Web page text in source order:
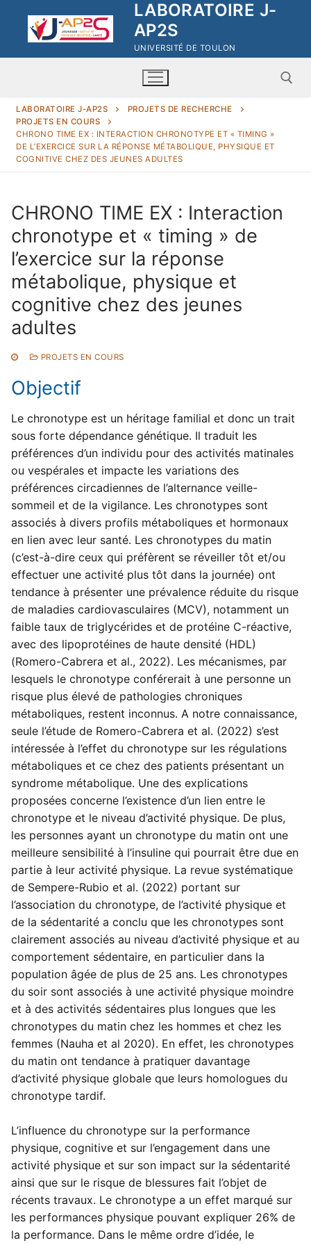
contenu
LABORATOIRE J-
AP2S
UNIVERSITÉ DE TOULON
Rechercher :
Rechercher
Laboratoire J-AP2S
Equipements
Membres J-AP2S
Rapports d’expertises
Thèses & HDR
Actualités
LABORATOIRE J-AP2S
PROJETS DE RECHERCHE
PROJETS EN COURS
CHRONO TIME EX : INTERACTION CHRONOTYPE ET « TIMING »
DE L’EXERCICE SUR LA RÉPONSE MÉTABOLIQUE, PHYSIQUE ET
COGNITIVE CHEZ DES JEUNES ADULTES
CHRONO TIME EX : Interaction
chronotype et « timing » de
l’exercice sur la réponse
métabolique, physique et
cognitive chez des jeunes
adultes
PROJETS EN COURS
Objectif
Le chronotype est un héritage familial et donc un trait
sous forte dépendance génétique. Il traduit les
préférences d’un individu pour des activités matinales
ou vespérales et impacte les variations des
préférences circadiennes de l’alternance veille-
sommeil et de la vigilance. Les chronotypes sont
associés à divers profils métaboliques et hormonaux
en lien avec leur santé. Les chronotypes du matin
(c’est-à-dire ceux qui préfèrent se réveiller tôt et/ou
effectuer une activité plus tôt dans la journée) ont
tendance à présenter une prévalence réduite du risque
de maladies cardiovasculaires (MCV), notamment un
faible taux de triglycérides et de protéine C-réactive,
avec des lipoprotéines de haute densité (HDL)
(Romero-Cabrera et al., 2022). Les mécanismes, par
lesquels le chronotype conférerait à une personne un
risque plus élevé de pathologies chroniques
métaboliques, restent inconnus. A notre connaissance,
seule l’étude de Romero-Cabrera et al. (2022) s’est
intéressée à l’effet du chronotype sur les régulations
métaboliques et ce chez des patients présentant un
syndrome métabolique. Une des explications
proposées concerne l’existence d’un lien entre le
chronotype et le niveau d’activité physique. De plus,
les personnes ayant un chronotype du matin ont une
meilleure sensibilité à l’insuline qui pourrait être due en
partie à leur activité physique. La revue systématique
de Sempere-Rubio et al. (2022) portant sur
l’association du chronotype, de l’activité physique et
de la sédentarité a conclu que les chronotypes sont
clairement associés au niveau d’activité physique et au
comportement sédentaire, en particulier dans la
population âgée de plus de 25 ans. Les chronotypes
du soir sont associés à une activité physique moindre
et à des activités sédentaires plus longues que les
chronotypes du matin chez les hommes et chez les
femmes (Nauha et al 2020). En effet, les chronotypes
du matin ont tendance à pratiquer davantage
d’activité physique globale que leurs homologues du
chronotype tardif.
L’influence du chronotype sur la performance
physique, cognitive et sur l’engagement dans une
activité physique et sur son impact sur la sédentarité
ainsi que sur le risque de blessures fait l’objet de
récents travaux. Le chronotype a un effet marqué sur
les performances physique pouvant expliquer 26% de
la performance. Dans le même ordre d’idée, le